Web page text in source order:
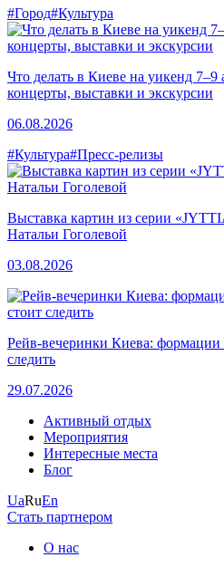
#Город#Культура
Что делать в Киеве на уикенд 7–9
концерты, выставки и экскурсии
06.08.2026
#Культура#Пресс-релизы
Выставка картин из серии
Натальи Гоголевой
03.08.2026
Рейв-вечеринки Киева:
следить
29.07.2026
Активный отдых
Мероприятия
Интересные места
Блог
UaRuEn
Стать партнером
О нас